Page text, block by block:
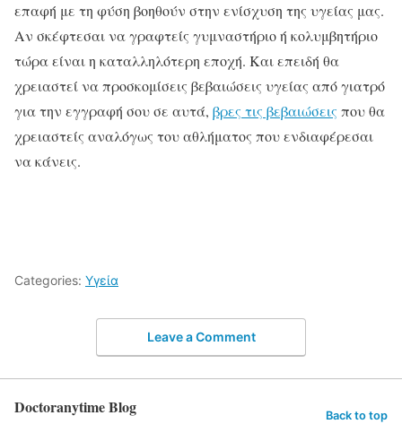
επαφή με τη φύση βοηθούν στην ενίσχυση της υγείας μας.
Αν σκέφτεσαι να γραφτείς γυμναστήριο ή κολυμβητήριο
τώρα είναι η καταλληλότερη εποχή. Και επειδή θα
χρειαστεί να προσκομίσεις βεβαιώσεις υγείας από γιατρό
για την εγγραφή σου σε αυτά, βρες τις βεβαιώσεις που θα
χρειαστείς αναλόγως του αθλήματος που ενδιαφέρεσαι
να κάνεις.
Categories: Υγεία
Leave a Comment
Doctoranytime Blog Back to top